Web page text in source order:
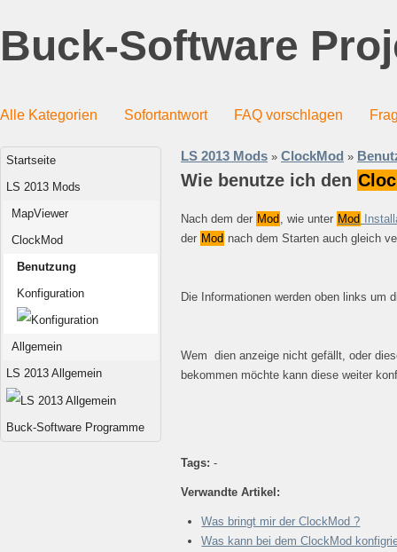
Buck-Software
Alle Kategorien Sofortantwort FAQ vorschlagen
Startseite
LS 2013 Mods
MapViewer
ClockMod
Benutzung
Konfiguration
Allgemein
LS 2013 Allgemein
Buck-Software Programme
LS 2013 Mods » ClockMod »
Wie benutze ich den
Nach dem der Mod , wie unter Mod
der Mod nach dem Starten auch gleich
Die Informationen werden oben links um
Wem dien anzeige nicht gefällt, oder
bekommen möchte kann diese weiter
Tags: -
Verwandte Artikel:
Was bringt mir der ClockMod ?
Was kann bei dem ClockMod